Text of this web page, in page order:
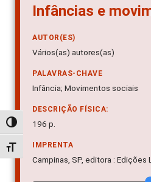
Alternar alto contraste
Alternar tamanho da fonte
Infâncias e
AUTOR(ES)
Vários(as) autores(as)
PALAVRAS-CHAVE
Infância; Movimentos sociais
DESCRIÇÃO FÍSICA:
196 p.
IMPRENTA
Campinas, SP, editora : Edições